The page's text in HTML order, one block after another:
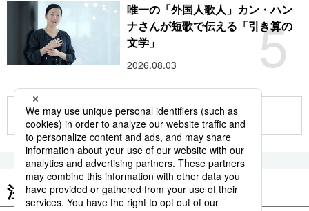
5
唯一の「外国人歌人」カン・ハン
ナさんが短歌で伝える「引き算の
文学」
2026.08.03
もっと見る
注目のキーワード